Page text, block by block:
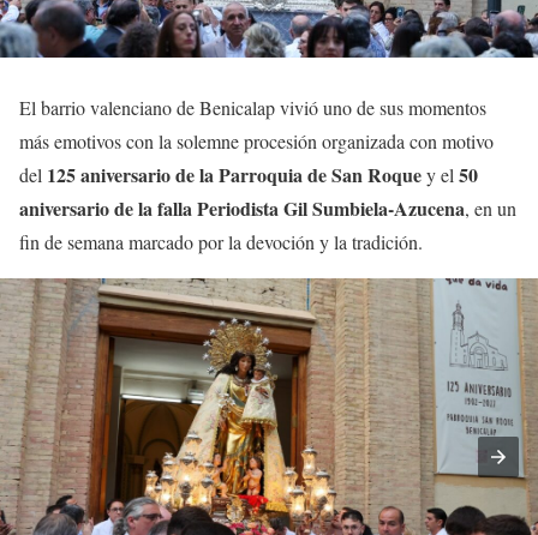
El barrio valenciano de Benicalap vivió uno de sus momentos
más emotivos con la solemne procesión organizada con motivo
del 125 aniversario de la Parroquia de San Roquey el 50
aniversario de la falla Periodista Gil Sumbiela-Azucena, en un
fin de semana marcado por la devoción y la tradición.